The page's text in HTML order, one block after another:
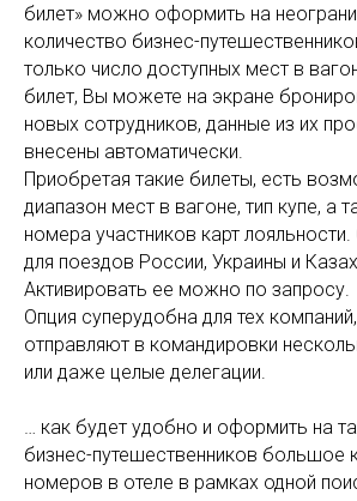
билет» можно оформить на
количество бизнес-
только число доступных мест в
билет, Вы можете на экране
новых сотрудников, данные из их
внесены автоматически.
Приобретая такие билеты, есть
диапазон мест в вагоне, тип купе, а
номера участников карт
для поездов России, Украины и
Активировать ее можно по запросу.
Опция суперудобна для тех
отправляют в командировки
или даже целые делегации.
… как будет удобно и оформить на
бизнес-путешественников большое
номеров в отеле в рамках одной